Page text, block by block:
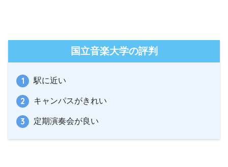
国立音楽大学の評判
駅に近い
キャンパスがきれい
定期演奏会が良い